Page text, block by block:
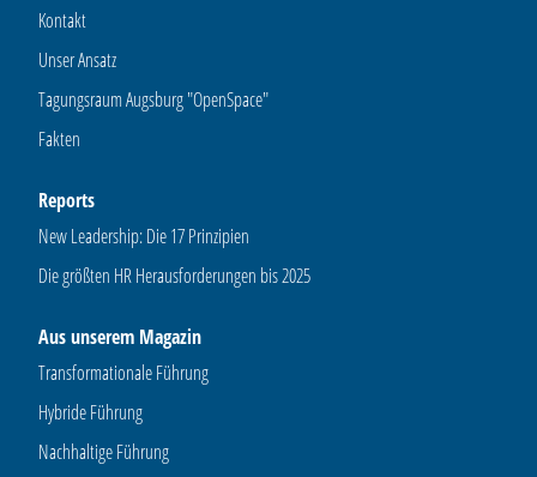
Kontakt
Unser Ansatz
Tagungsraum Augsburg "OpenSpace"
Fakten
Reports
New Leadership: Die 17 Prinzipien
Die größten HR Herausforderungen bis 2025
Aus unserem Magazin
Transformationale Führung
Hybride Führung
Nachhaltige Führung